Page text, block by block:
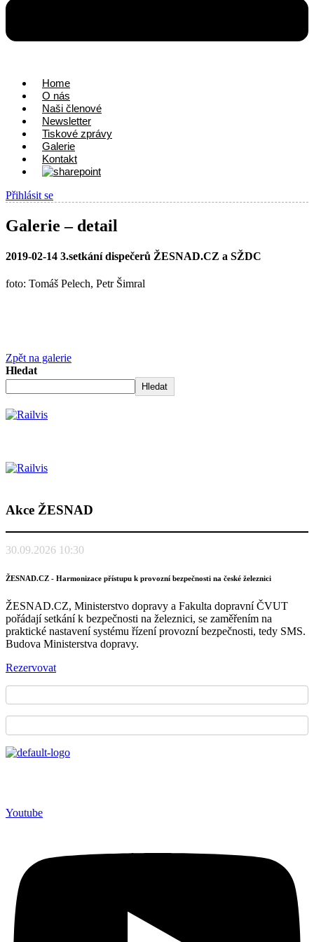
Home
O nás
Naši členové
Newsletter
Tiskové zprávy
Galerie
Kontakt
Přihlásit se
Galerie – detail
2019-02-14 3.setkání dispečerů ŽESNAD.CZ a SŽDC
foto: Tomáš Pelech, Petr Šimral
Zpět na galerie
Hledat
Hledat
Akce ŽESNAD
30.09.2026 10:30
ŽESNAD.CZ - Harmonizace přístupu k provozní bezpečnosti na české železnici
ŽESNAD.CZ, Ministerstvo dopravy a Fakulta dopravní ČVUT
pořádají setkání k bezpečnosti na železnici, se zaměřením na
praktické nastavení systému řízení provozní bezpečnosti, tedy SMS.
Budova Ministerstva dopravy.
Rezervovat
Youtube